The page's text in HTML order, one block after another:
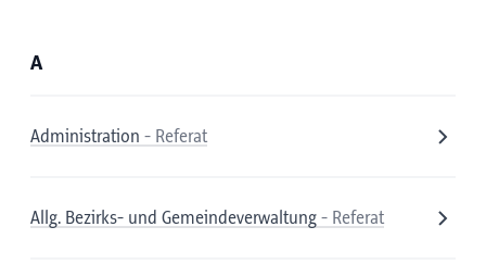
A
Administration - Referat
Allg. Bezirks- und Gemeindeverwaltung - Referat